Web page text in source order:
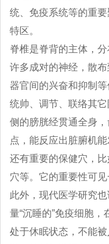
统、免疫系统等的重
特区。
脊椎是脊背的主体，
许多成对的神经，散
器官间的兴奋和抑制
统帅、调节、联络其
侧的膀胱经贯通全身
点，能反应出脏腑机
还有重要的保健穴，
穴等。它的重要性可见
此外，现代医学研究
量“沉睡的”免疫细胞
处于休眠状态，不能